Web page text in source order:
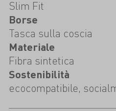
Slim Fit
Borse
Tasca sulla coscia
Materiale
Fibra sintetica
Sostenibilità
ecocompatibile,